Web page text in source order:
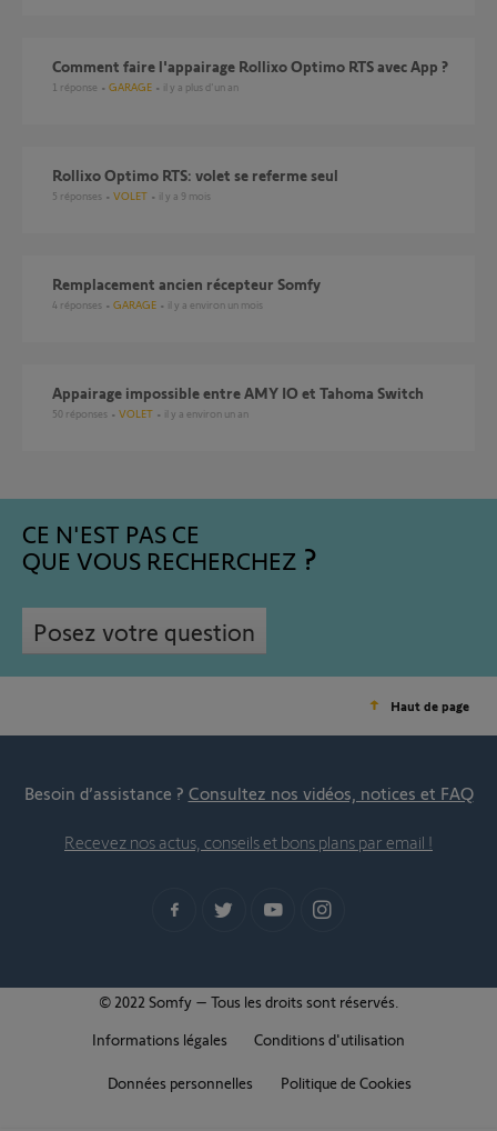
Comment faire l'appairage Rollixo Optimo RTS avec App ?
1 réponse GARAGE il y a plus d'un an
Rollixo Optimo RTS: volet se referme seul
5 réponses VOLET il y a 9 mois
Remplacement ancien récepteur Somfy
4 réponses GARAGE il y a environ un mois
Appairage impossible entre AMY IO et Tahoma Switch
50 réponses VOLET il y a environ un an
CE N'EST PAS CE
QUE VOUS RECHERCHEZ
Posez votre question
Haut de page
Besoin d’assistance ? Consultez nos vidéos, notices et FAQ
Recevez nos actus, conseils et bons plans par email !
© 2022 Somfy – Tous les droits sont réservés.
Informations légales
Conditions d'utilisation
Données personnelles Politique de Cookies